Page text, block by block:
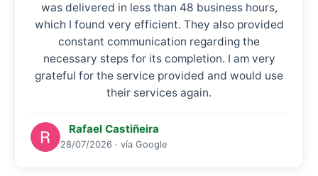
was delivered in less than 48 business hours,
which I found very efficient. They also provided
constant communication regarding the
necessary steps for its completion. I am very
grateful for the service provided and would use
their services again.
Rafael Castiñeira
28/07/2026 · vía Google